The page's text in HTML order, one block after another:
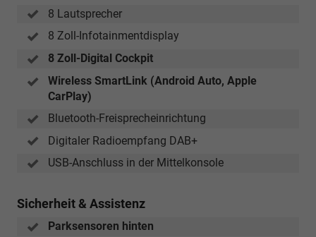
8 Lautsprecher
8 Zoll-Infotainmentdisplay
8 Zoll-Digital Cockpit
Wireless SmartLink (Android Auto, Apple
CarPlay)
Bluetooth-Freisprecheinrichtung
Digitaler Radioempfang DAB+
USB-Anschluss in der Mittelkonsole
Sicherheit & Assistenz
Parksensoren hinten